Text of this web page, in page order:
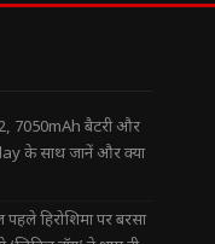
7050mAh बैटरी और
के साथ जानें और क्या
हिरोशिमा पर बरसा